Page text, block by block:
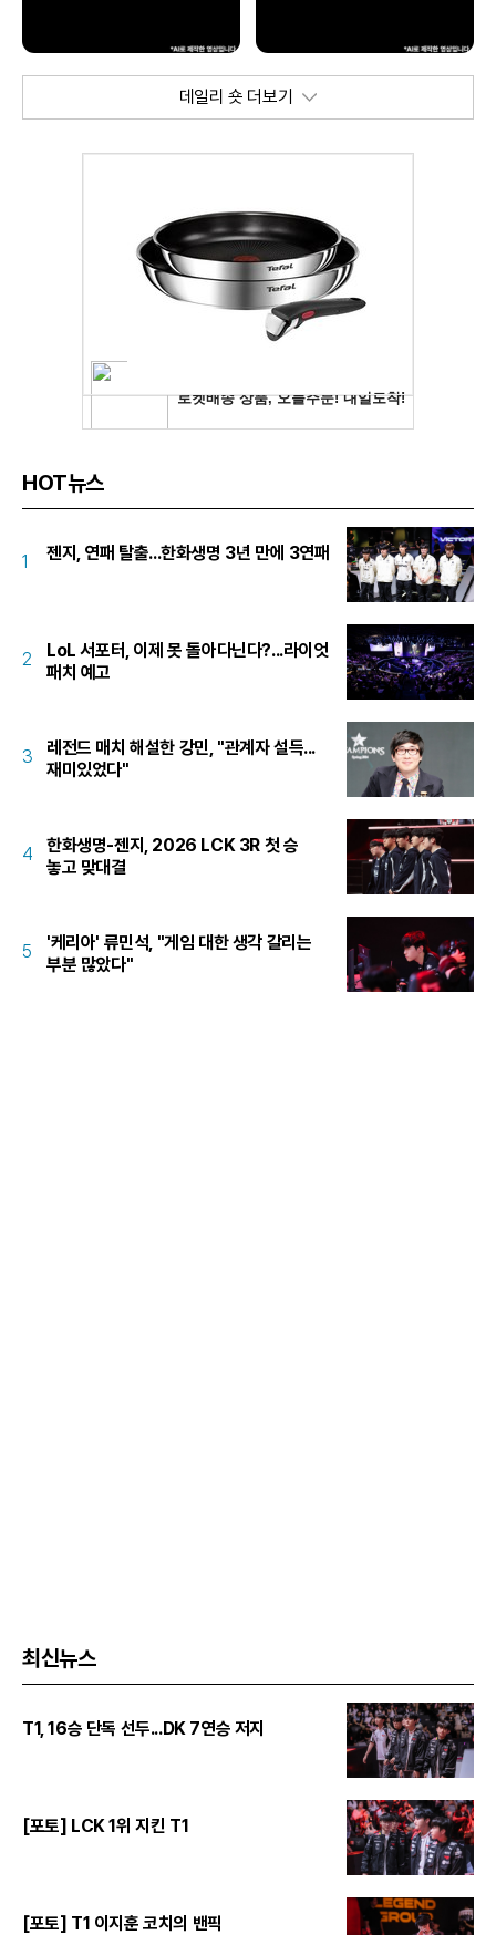
데일리 숏 더보기
HOT뉴스
1 젠지, 연패 탈출...한화생명 3년 만에 3연패
2
LoL 서포터, 이제 못 돌아다닌다?...라이엇
패치 예고
3
레전드 매치 해설한 강민, "관계자 설득...
재미있었다"
4
한화생명-젠지, 2026 LCK 3R 첫 승
놓고 맞대결
5
'케리아' 류민석, "게임 대한 생각 갈리는
부분 많았다"
최신뉴스
T1, 16승 단독 선두...DK 7연승 저지
[포토] LCK 1위 지킨 T1
[포토] T1 이지훈 코치의 밴픽